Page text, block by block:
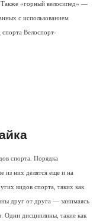
Также «горный велосипед» —
с использованием
Велоспорт-
спорта. Порядка
из них делятся еще и на
видов спорта, таких как
друг от друга — занимаясь
Одни дисциплины, такие как